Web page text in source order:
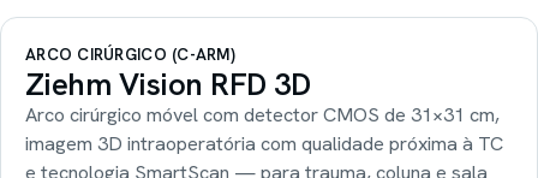
VLAB / Vasculartech
Diagnóstico vascular
Ziehm Imaging
Arco cirúrgico
ARCO CIRÚRGICO (C-ARM)
Ziehm Vision RFD 3D
Arco cirúrgico móvel com detector CMOS de 31×31 cm,
imagem 3D intraoperatória com qualidade próxima à TC
e tecnologia SmartScan — para trauma, coluna e sala